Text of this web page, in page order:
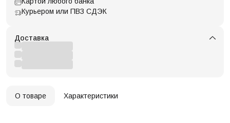
Курьером или ПВЗ СДЭК
Доставка
О товаре Характеристики